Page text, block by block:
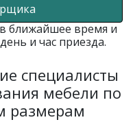
ближайшее время и
и час приезда.
специалисты
мебели по
размерам